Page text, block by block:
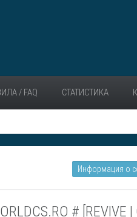
/ FAQ СТАТИСТИКА
Информация о
# [REVIVE |